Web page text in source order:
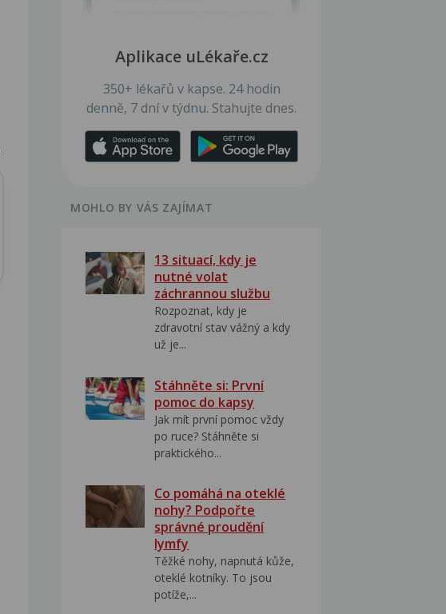
Aplikace uLékaře.cz
350+ lékařů v kapse. 24 hodin
denně, 7 dní v týdnu. Stahujte dnes.
MOHLO BY VÁS ZAJÍMAT
13 situací, kdy je
nutné volat
záchrannou službu
Rozpoznat, kdy je
zdravotní stav vážný a kdy
už je...
Stáhněte si: První
pomoc do kapsy
Jak mít první pomoc vždy
po ruce? Stáhněte si
praktického...
Co pomáhá na oteklé
nohy? Podpořte
správné proudění
lymfy
Těžké nohy, napnutá kůže,
oteklé kotníky. To jsou
potíže,...